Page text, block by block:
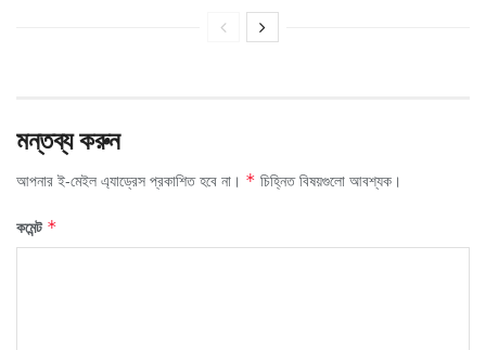
মন্তব্য করুন
আপনার ই-মেইল এ্যাড্রেস প্রকাশিত হবে না। * চিহ্নিত বিষয়গুলো আবশ্যক।
কমেন্ট *